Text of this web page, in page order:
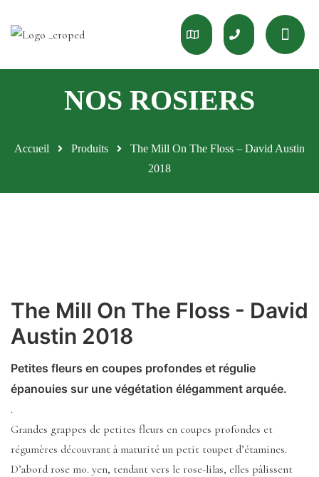
Accueil Produits
The Mill On The Floss – David Austin
2018
The Mill On The Floss - David
Austin 2018
Petites fleurs en coupes profondes et régulie
épanouies sur une végétation élégamment arquée.
.
Grandes grappes de petites fleurs en coupes profondes et
régumères découvrant à maturité un petit toupet d’étamines.
D’abord rose mo. yen, tendant vers le rose-lilas, elles pâlissent